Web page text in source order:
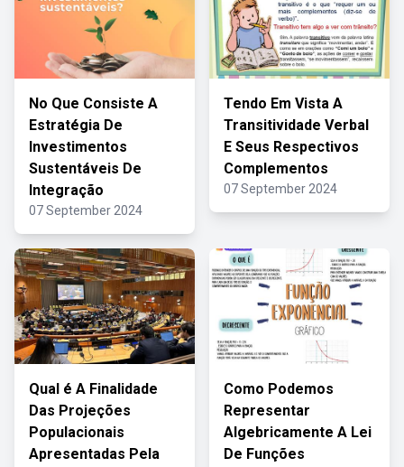
No Que Consiste A
Estratégia De
Investimentos
Sustentáveis De
Integração
07 September 2024
Tendo Em Vista A
Transitividade Verbal
E Seus Respectivos
Complementos
07 September 2024
Qual é A Finalidade
Das Projeções
Populacionais
Apresentadas Pela
Como Podemos
Representar
Algebricamente A Lei
De Funções